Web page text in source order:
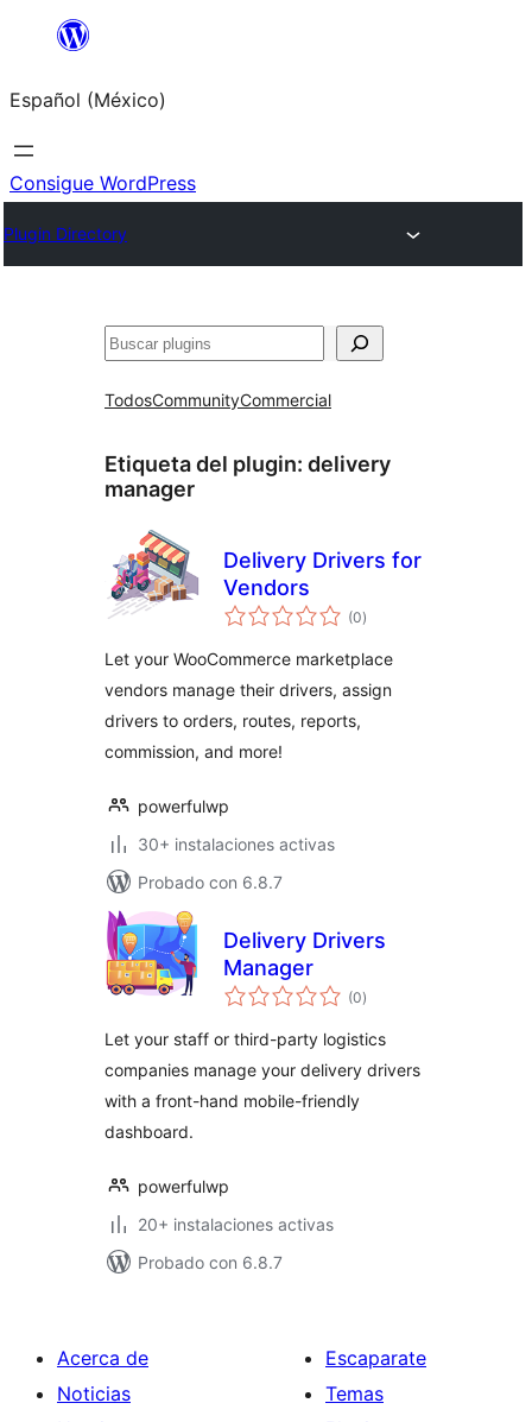
Saltar
contenido
Español (México)
Consigue WordPress
Plugin Directory
Buscar
TodosCommunityCommercial
Etiqueta del plugin: delivery
manager
Delivery Drivers for
Vendors
(0total
de
)
Let your WooCommerce marketplace
vendors manage their drivers, assign
drivers to orders, routes, reports,
commission, and more!
powerfulwp
30+ instalaciones activas
Probado con 6.8.7
Delivery Drivers
Manager
(0total
de
)
Let your staff or third-party logistics
companies manage your delivery drivers
with a front-hand mobile-friendly
dashboard.
powerfulwp
20+ instalaciones activas
Probado con 6.8.7
Acerca de
Noticias
Escaparate
Temas